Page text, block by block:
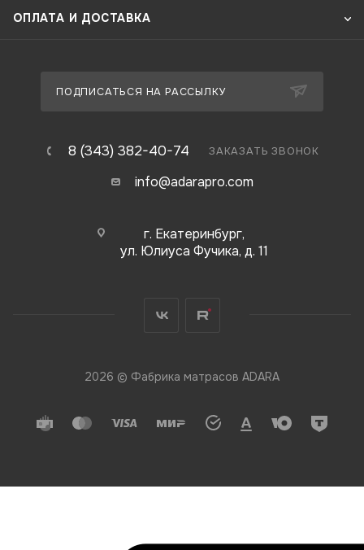
ОПЛАТА И ДОСТАВКА
ПОДПИСАТЬСЯ НА РАССЫЛКУ
8 (343) 382-40-74 ЗАКАЗАТЬ ЗВОНОК
info@adarapro.com
г. Екатеринбург,
ул. Юлиуса Фучика, д. 11
2026 © Фабрика матрасов ADARA